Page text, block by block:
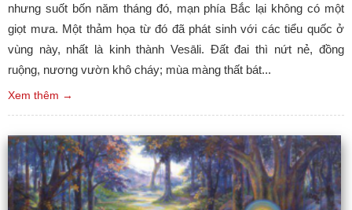
nhưng suốt bốn năm tháng đó, mạn phía Bắc lại không có một
giọt mưa. Một thảm họa từ đó đã phát sinh với các tiểu quốc ở
vùng này, nhất là kinh thành Vesāli. Đất đai thì nứt nẻ, đồng
ruộng, nương vườn khô cháy; mùa màng thất bát...
Xem thêm →